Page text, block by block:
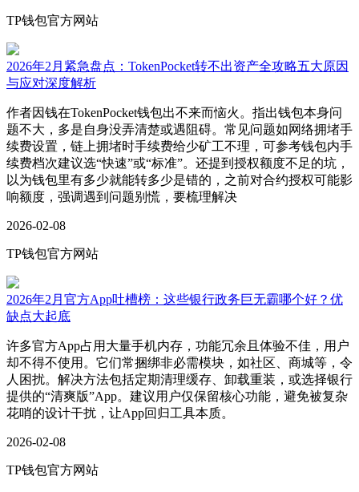
TP钱包官方网站
2026年2月紧急盘点：TokenPocket转不出资产全攻略五大原因
与应对深度解析
作者因钱在TokenPocket钱包出不来而恼火。指出钱包本身问
题不大，多是自身没弄清楚或遇阻碍。常见问题如网络拥堵手
续费设置，链上拥堵时手续费给少矿工不理，可参考钱包内手
续费档次建议选“快速”或“标准”。还提到授权额度不足的坑，
以为钱包里有多少就能转多少是错的，之前对合约授权可能影
响额度，强调遇到问题别慌，要梳理解决
2026-02-08
TP钱包官方网站
2026年2月官方App吐槽榜：这些银行政务巨无霸哪个好？优
缺点大起底
许多官方App占用大量手机内存，功能冗余且体验不佳，用户
却不得不使用。它们常捆绑非必需模块，如社区、商城等，令
人困扰。解决方法包括定期清理缓存、卸载重装，或选择银行
提供的“清爽版”App。建议用户仅保留核心功能，避免被复杂
花哨的设计干扰，让App回归工具本质。
2026-02-08
TP钱包官方网站